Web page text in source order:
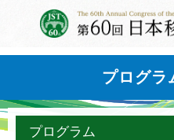
プログラ
プログラム